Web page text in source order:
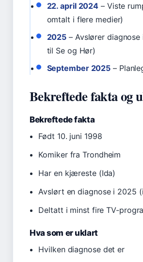
22. april 2024 – Viste
omtalt i flere medier)
2025 – Avslører
til Se og Hør)
September 2025 –
Bekreftede fakta og
Bekreftede fakta
Født 10. juni 1998
Komiker fra Trondheim
Har en kjæreste (Ida)
Avslørt en diagnose i 2025
Deltatt i minst fire TV-
Hva som er uklart
Hvilken diagnose det er